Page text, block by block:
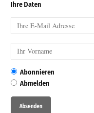
Ihre Daten
Abonnieren
Abmelden